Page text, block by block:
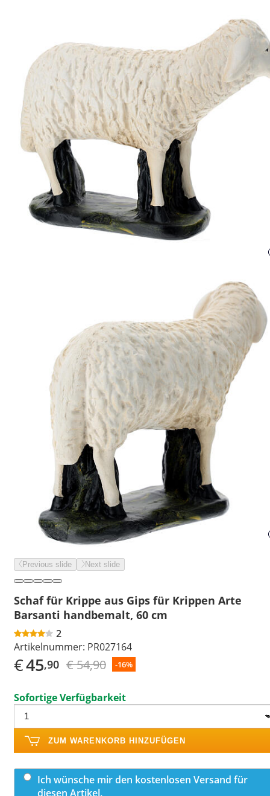
Previous slide Next slide
Schaf für Krippe aus Gips für Krippen Arte
Barsanti handbemalt, 60 cm
2
Artikelnummer: PR027164
€45,90 € 54,90 -16%
Sofortige Verfügbarkeit
ZUM WARENKORB HINZUFÜGEN
Ich wünsche mir den kostenlosen Versand für
diesen Artikel.